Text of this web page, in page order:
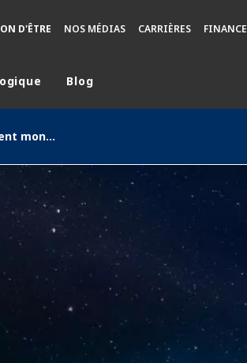
D'ÊTRE NOS MÉDIAS CARRIÈRES FINANCE
AUSTRALIE ET NOUVELLE ZÉLANDE
EUROPE
Blog
Veolia lance le déploiement mondial d'une solution numérique basée sur l'intelligence artificielle pour révolutionner la gestion de l'eau, de l'énergie et des déchets